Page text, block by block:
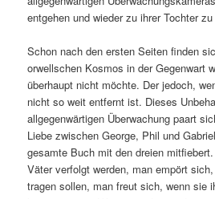
entgehen und wieder zu ihrer Tochter
Schon nach den ersten Seiten finden
orwellschen Kosmos in der Gegenwart
überhaupt nicht möchte. Der jedoch,
nicht so weit entfernt ist. Dieses
allgegenwärtigen Überwachung paart
Liebe zwischen George, Phil und
gesamte Buch mit den dreien
Väter verfolgt werden, man empört
tragen sollen, man freut sich, wenn sie